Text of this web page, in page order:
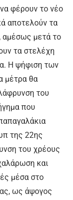
φέρουν το νέο
αποτελούν τα
αμέσως μετά το
τα στελέχη
Η ψήφιση των
μέτρα θα
του
που
της 22ης
του χρέους
και
μέσα στο
ως άψογος